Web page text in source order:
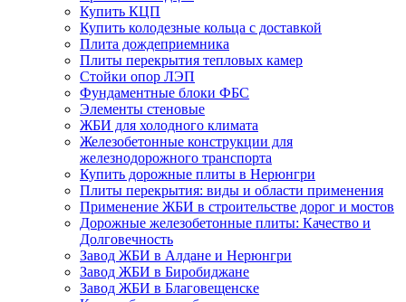
Купить КЦП
Купить колодезные кольца с доставкой
Плита дождеприемника
Плиты перекрытия тепловых камер
Стойки опор ЛЭП
Фундаментные блоки ФБС
Элементы стеновые
ЖБИ для холодного климата
Железобетонные конструкции для
железнодорожного транспорта
Купить дорожные плиты в Нерюнгри
Плиты перекрытия: виды и области применения
Применение ЖБИ в строительстве дорог и мостов
Дорожные железобетонные плиты: Качество и
Долговечность
Завод ЖБИ в Алдане и Нерюнгри
Завод ЖБИ в Биробиджане
Завод ЖБИ в Благовещенске